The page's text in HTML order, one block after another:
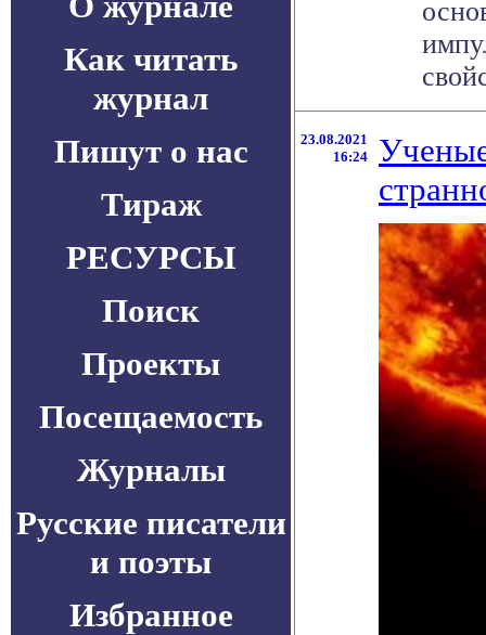
Как читать
журнал
Пишут о нас
Тираж
РЕСУРСЫ
Поиск
Проекты
Посещаемость
Журналы
Русские писатели
и поэты
Избранное
23.08.2021
16:24